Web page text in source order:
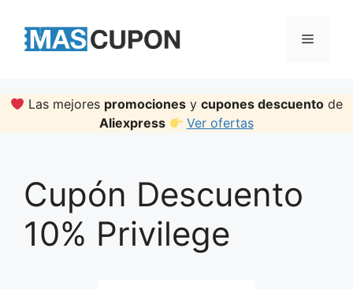
content
Menu
Las mejores promociones ycupones descuento de
Aliexpress
Ver ofertas
Cupón Descuento
10% Privilege